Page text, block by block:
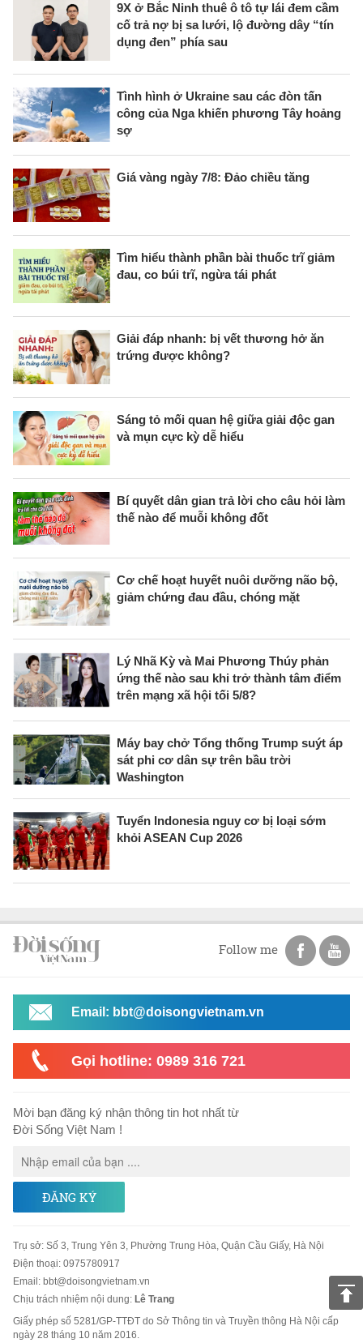
9X ở Bắc Ninh thuê ô tô tự lái đem cầm
cố trả nợ bị sa lưới, lộ đường dây “tín
dụng đen” phía sau
Tình hình ở Ukraine sau các đòn tấn
công của Nga khiến phương Tây hoảng
sợ
Giá vàng ngày 7/8: Đảo chiều tăng
Tìm hiểu thành phần bài thuốc trĩ giảm
đau, co búi trĩ, ngừa tái phát
Giải đáp nhanh: bị vết thương hở ăn
trứng được không?
Sáng tỏ mối quan hệ giữa giải độc gan
và mụn cực kỳ dễ hiểu
Bí quyết dân gian trả lời cho câu hỏi làm
thế nào để muỗi không đốt
Cơ chế hoạt huyết nuôi dưỡng não bộ,
giảm chứng đau đầu, chóng mặt
Lý Nhã Kỳ và Mai Phương Thúy phản
ứng thế nào sau khi trở thành tâm điểm
trên mạng xã hội tối 5/8?
Máy bay chở Tổng thống Trump suýt áp
sát phi cơ dân sự trên bầu trời
Washington
Tuyển Indonesia nguy cơ bị loại sớm
khỏi ASEAN Cup 2026
Follow me
Email: bbt@doisongvietnam.vn
Gọi hotline: 0989 316 721
Mời bạn đăng ký nhận thông tin hot nhất từ
Đời Sống Việt Nam !
ĐĂNG KÝ
Trụ sở: Số 3, Trung Yên 3, Phường Trung Hòa, Quận Cầu Giấy, Hà Nội
Điện thoại: 0975780917
Email : bbt@doisongvietnam.vn
Chịu trách nhiệm nội dung: Lê Trang
Giấy phép số 5281/GP-TTĐT do Sở Thông tin và Truyền thông Hà Nội cấp
ngày 28 tháng 10 năm 2016.